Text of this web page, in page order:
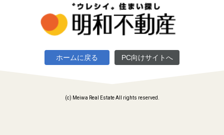
ホームに戻る PC向けサイトへ
(c) Meiwa Real Estate All rights reserved.